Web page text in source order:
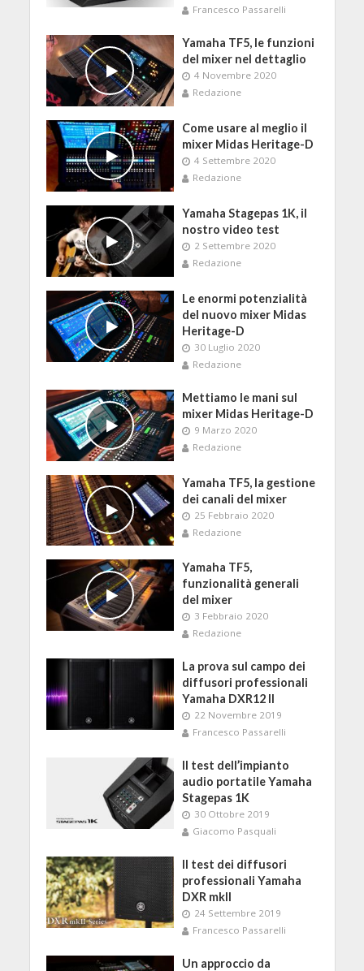
Francesco Passarelli
Yamaha TF5, le funzioni
del mixer nel dettaglio
4 Novembre 2020
Redazione
Come usare al meglio il
mixer Midas Heritage-D
4 Settembre 2020
Redazione
Yamaha Stagepas 1K, il
nostro video test
2 Settembre 2020
Redazione
Le enormi potenzialità
del nuovo mixer Midas
Heritage-D
30 Luglio 2020
Redazione
Mettiamo le mani sul
mixer Midas Heritage-D
9 Marzo 2020
Redazione
Yamaha TF5, la gestione
dei canali del mixer
25 Febbraio 2020
Redazione
Yamaha TF5,
funzionalità generali
del mixer
3 Febbraio 2020
Redazione
La prova sul campo dei
diffusori professionali
Yamaha DXR12 II
22 Novembre 2019
Francesco Passarelli
Il test dell’impianto
audio portatile Yamaha
Stagepas 1K
30 Ottobre 2019
Giacomo Pasquali
Il test dei diffusori
professionali Yamaha
DXR mkII
24 Settembre 2019
Francesco Passarelli
Un approccio da